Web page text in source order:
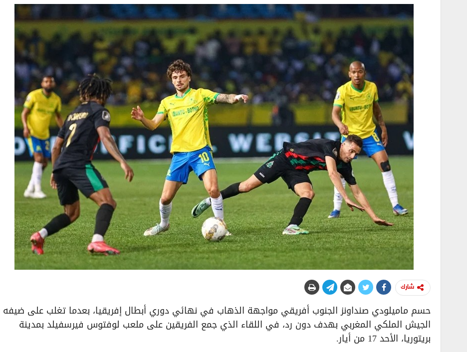
شارك
حسم ماميلودي صنداونز الجنوب أفريقي مواجهة الذهاب في نهائي دوري أبطال إفريقيا، بعدما تغلب على ضيفه
الجيش الملكي المغربي بهدف دون رد، في اللقاء الذي جمع الفريقين على ملعب لوفتوس فيرسفيلد بمدينة
بريتوريا، الأحد 17 من أيار.